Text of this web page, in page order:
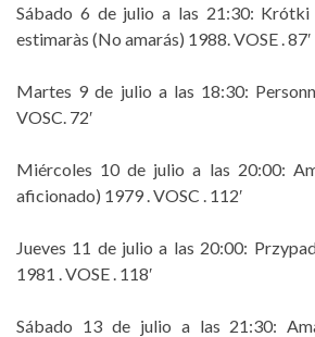
Sábado 6 de julio a las 21:30:
estimaràs (No amarás) 1988. VOSE . 87′
Martes 9 de julio a las 18:30:
VOSC. 72′
Miércoles 10 de julio a las 20:00:
aficionado) 1979 . VOSC . 112′
Jueves 11 de julio a las 20:00:
1981 . VOSE . 118′
Sábado 13 de julio a las 21:30: